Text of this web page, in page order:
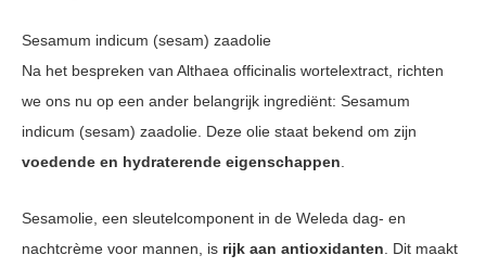
Sesamum indicum (sesam) zaadolie
Na het bespreken van Althaea officinalis wortelextract, richten
we ons nu op een ander belangrijk ingrediënt: Sesamum
indicum (sesam) zaadolie. Deze olie staat bekend om zijn
voedende en hydraterende eigenschappen
Sesamolie, een sleutelcomponent in de Weleda dag- en
nachtcrème voor mannen, is rijk aan antioxidanten. Dit maakt